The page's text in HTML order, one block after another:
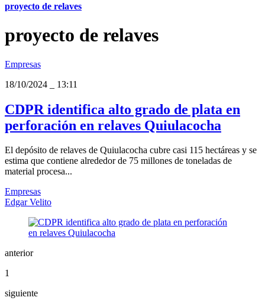
proyecto de relaves
proyecto de relaves
Empresas
18/10/2024
13:11
CDPR identifica alto grado de plata en
perforación en relaves Quiulacocha
El depósito de relaves de Quiulacocha cubre casi 115 hectáreas y se
estima que contiene alrededor de 75 millones de toneladas de
material procesa...
Empresas
Edgar Velito
anterior
1
siguiente